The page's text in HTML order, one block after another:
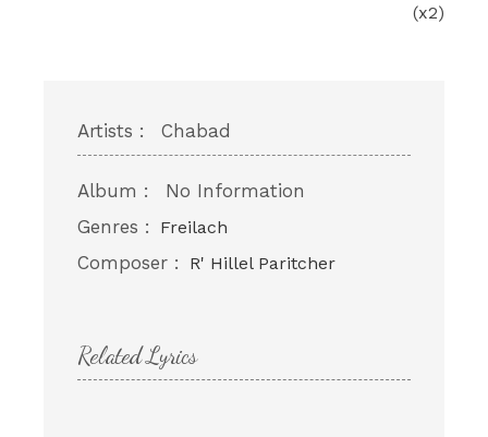
(x2)
Artists : Chabad
Album :
No Information
Genres :
Freilach
Composer : R' Hillel Paritcher
Related Lyrics